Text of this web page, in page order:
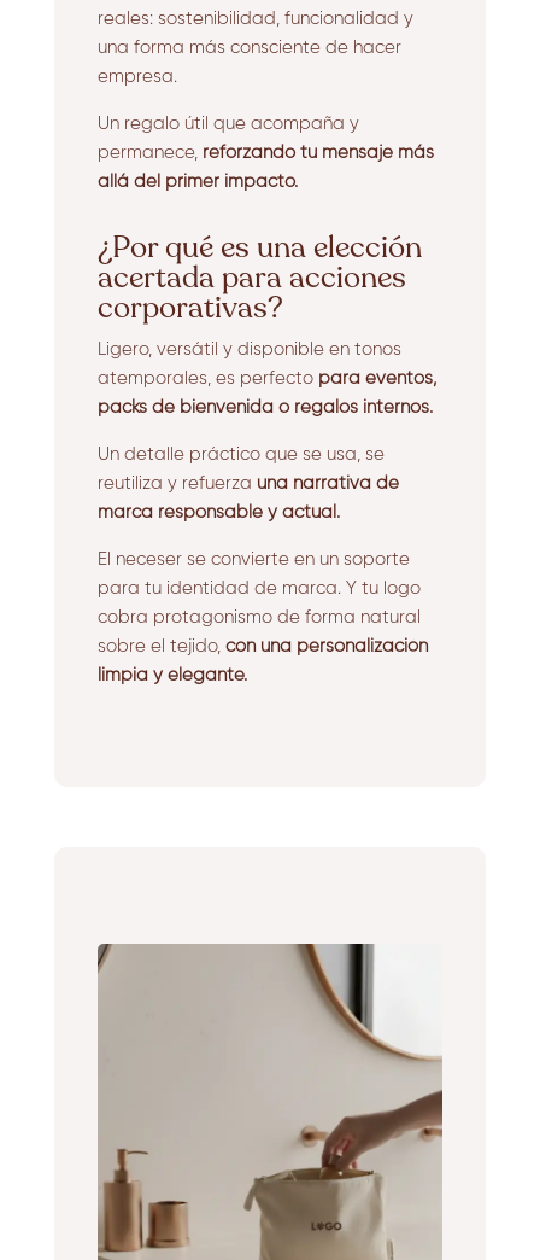
reales: sostenibilidad, funcionalidad y
una forma más consciente de hacer
empresa.
Un regalo útil que acompaña y
permanece, reforzando tu mensaje más
allá del primer impacto.
¿Por qué es una elección
acertada para acciones
corporativas?
Ligero, versátil y disponible en tonos
atemporales, es perfecto para eventos,
packs de bienvenida o regalos internos.
Un detalle práctico que se usa, se
reutiliza y refuerza una narrativa de
marca responsable y actual.
El neceser se convierte en un soporte
para tu identidad de marca. Y tu logo
cobra protagonismo de forma natural
sobre el tejido, con una personalización
limpia y elegante.